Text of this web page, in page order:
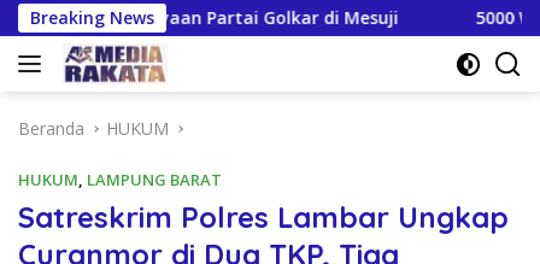
Langsung
ke
konten
Breaking News
Kejayaan Partai Golkar di Mesuji 5000 Wartawan
Beranda HUKUM
HUKUM, LAMPUNG BARAT
Satreskrim Polres Lambar Ungkap
Curanmor di Dua TKP, Tiga